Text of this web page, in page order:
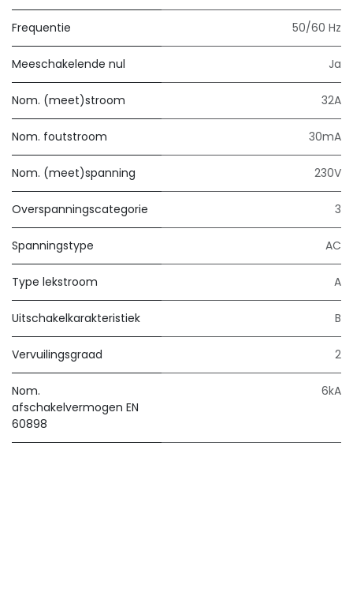
Frequentie 50/60 Hz
Meeschakelende nul Ja
Nom. (meet)stroom 32A
Nom. foutstroom 30mA
Nom. (meet)spanning 230V
Overspanningscategorie 3
Spanningstype AC
Type lekstroom A
Uitschakelkarakteristiek B
Vervuilingsgraad 2
Nom.
afschakelvermogen EN
60898
6kA